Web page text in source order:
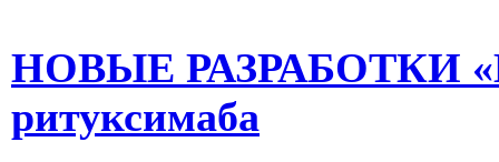
НОВЫЕ РАЗРАБОТКИ
ритуксимаба